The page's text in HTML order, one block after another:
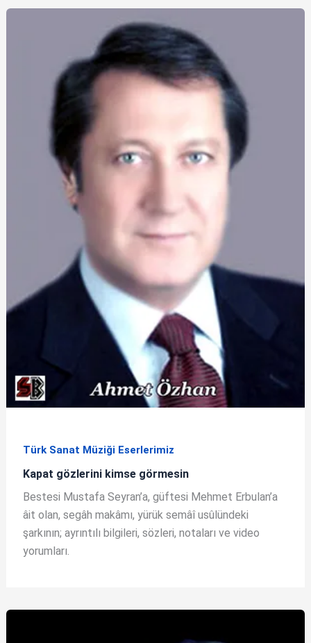
Türk Sanat Müziği Eserlerimiz
Kapat gözlerini kimse görmesin
Bestesi Mustafa Seyran’a, güftesi Mehmet Erbulan’a
âit olan, segâh makâmı, yürük semâî usûlündeki
şarkının; ayrıntılı bilgileri, sözleri, notaları ve video
yorumları.